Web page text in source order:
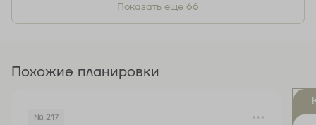
Показать еще 66
Похожие планировки
№ 217